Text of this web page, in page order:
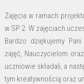
Zajęcia w ramach
w SP 2. W zajęciach
Bardzo dziękujemy
zajęć, Nauczycielom
uczniowie składali, a
tym kreatywnością oraz